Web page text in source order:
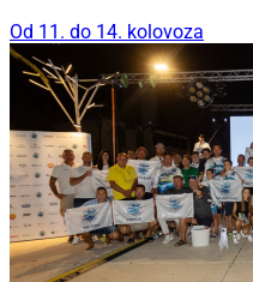
Od 11. do 14. kolovoza